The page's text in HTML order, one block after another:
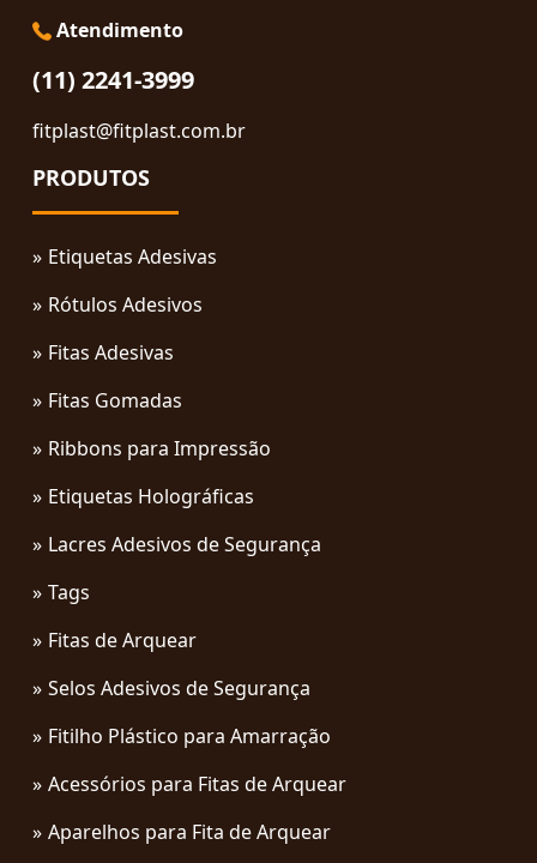
Atendimento
(11) 2241-3999
fitplast@fitplast.com.br
PRODUTOS
Etiquetas Adesivas
Rótulos Adesivos
Fitas Adesivas
Fitas Gomadas
Ribbons para Impressão
Etiquetas Holográficas
Lacres Adesivos de Segurança
Tags
Fitas de Arquear
Selos Adesivos de Segurança
Fitilho Plástico para Amarração
Acessórios para Fitas de Arquear
Aparelhos para Fita de Arquear